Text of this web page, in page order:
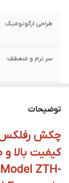
طراحی ارگونومیک:
سر نرم و منعطف:
بادوام:
چندمنظوره:
توضیحات
کیفیت بالا
ZTH-